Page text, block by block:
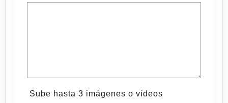
Sube hasta 3 imágenes o vídeos